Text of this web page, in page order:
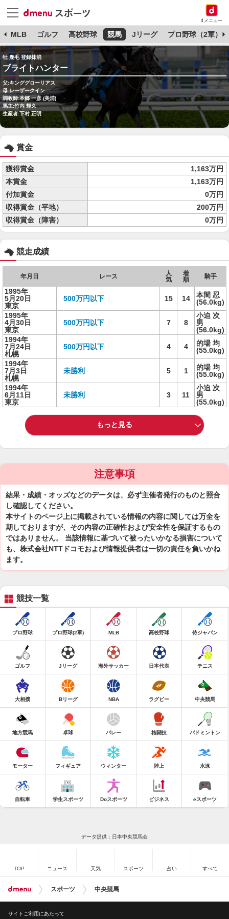
dメニュー
MLB ゴルフ 高校野球 競馬 Jリーグ プロ野球（2軍）
牡 鹿毛 登録抹消
ブライトハンター
父:キンググローリアス
母:レーザークイン
調教師:本郷 一彦 (美浦)
馬主:竹内 輝久
生産者:下村 正明
賞金
獲得賞金
1,163万円
本賞金
1,163万円
付加賞金
0万円
収得賞金（平地）
200万円
収得賞金（障害）
0万円
競走成績
年月日 レース
人
気
着
順
騎手
1995年
5月20日
東京
500万円以下 15 14
本間 忍
(56.0kg)
1995年
4月30日
東京
500万円以下 7 8
小迫 次
男
(56.0kg)
1994年
7月24日
札幌
500万円以下 4 4
的場 均
(55.0kg)
1994年
7月3日
札幌
未勝利 5 1
的場 均
(55.0kg)
1994年
6月11日
東京
未勝利 3 11
小迫 次
男
(55.0kg)
もっと見る
注意事項
結果・成績・オッズなどのデータは、必ず主催者発行のものと照合
し確認してください。
本サイトのページ上に掲載されている情報の内容に関しては万全を
期しておりますが、その内容の正確性および安全性を保証するもの
ではありません。 当該情報に基づいて被ったいかなる損害について
も、株式会社NTTドコモおよび情報提供者は一切の責任を負いかね
ます。
競技一覧
プロ野球 プロ野球(2軍) MLB 高校野球 侍ジャパン
ゴルフ Jリーグ 海外サッカー 日本代表 テニス
大相撲 Bリーグ NBA ラグビー 中央競馬
地方競馬 卓球 バレー 格闘技 バドミントン
モーター フィギュア ウィンター 陸上 水泳
自転車 学生スポーツ Doスポーツ ビジネス eスポーツ
データ提供：日本中央競馬会
TOP ニュース 天気 スポーツ 占い すべて
スポーツ 中央競馬
サイトご利用にあたって